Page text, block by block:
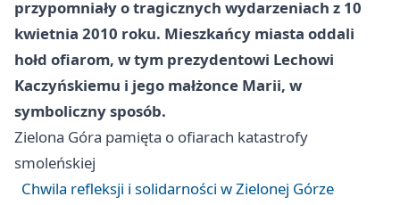
przypomniały o tragicznych wydarzeniach z 10
kwietnia 2010 roku. Mieszkańcy miasta oddali
hołd ofiarom, w tym prezydentowi Lechowi
Kaczyńskiemu i jego małżonce Marii, w
symboliczny sposób.
Zielona Góra pamięta o ofiarach katastrofy
smoleńskiej
Chwila refleksji i solidarności w Zielonej Górze